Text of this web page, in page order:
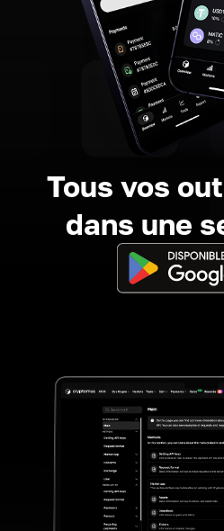
Tous vos
dans une